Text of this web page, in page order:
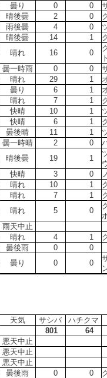
曇り 0 0
晴後曇 2 0
雨後曇 4 0
晴後曇 14 1
晴れ 16 0
曇一時雨 0 0
晴れ 29 1
曇り 6 1
晴れ 7 1
快晴 10 1
快晴 6 1
曇後晴 11 1
曇一時晴 2 0
晴後曇 19 1
快晴 3 0
晴れ 10 1
晴れ 7 1
晴れ 5 0
雨天中止
晴れ 4 1
曇後雨 0 0
曇り 0 0
天気 サシバ ハチクマ
801
64
悪天中止
悪天中止
悪天中止
曇後雨 0 0